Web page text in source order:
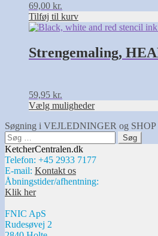
69,00 kr.
Tilføj til kurv
Strengemaling,
59,95 kr.
Vælg muligheder
Dette
har
flere
kan
vælges
på
varesiden
Søgning i VEJLEDNINGER og SHOP
Søg
efter:
KetcherCentralen.dk
Telefon: +45 2933 7177
E-mail: Kontakt os
Åbningstider/afhentning:
Klik her
FNIC ApS
Rudesøvej 2